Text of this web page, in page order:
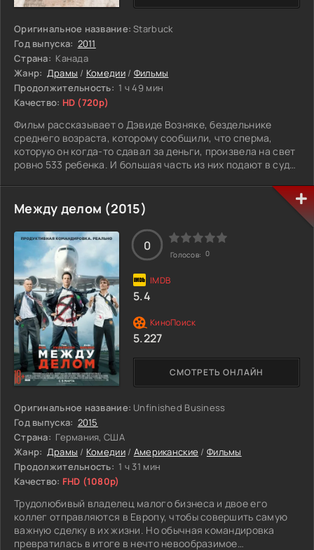
Оригинальное название: Starbuck
Год выпуска: 2011
Страна: Канада
Жанр: Драмы / Комедии/ Фильмы
Продолжительность: 1 ч 49 мин
Качество: HD (720p)
Фильм рассказывает о Дэвиде Возняке, бездельнике
среднего возраста, которому сообщили, что сперма,
которую он когда-то сдавал за деньги, произвела на свет
ровно 533 ребенка. И большая часть из них подают в суд
Между делом (2015)
Оригинальное название: Unfinished Business
Год выпуска: 2015
Страна: Германия, США
Жанр: Драмы / Комедии/ Американские / Фильмы
Продолжительность: 1 ч 31 мин
Качество: FHD (1080p)
Трудолюбивый владелец малого бизнеса и двое его
коллег отправляются в Европу, чтобы совершить самую
важную сделку в их жизни. Но обычная командировка
превратилась в итоге в нечто невообразимое…
СМОТРЕТЬ ОНЛАЙН
0
Голосов: 0
5.4
5.227